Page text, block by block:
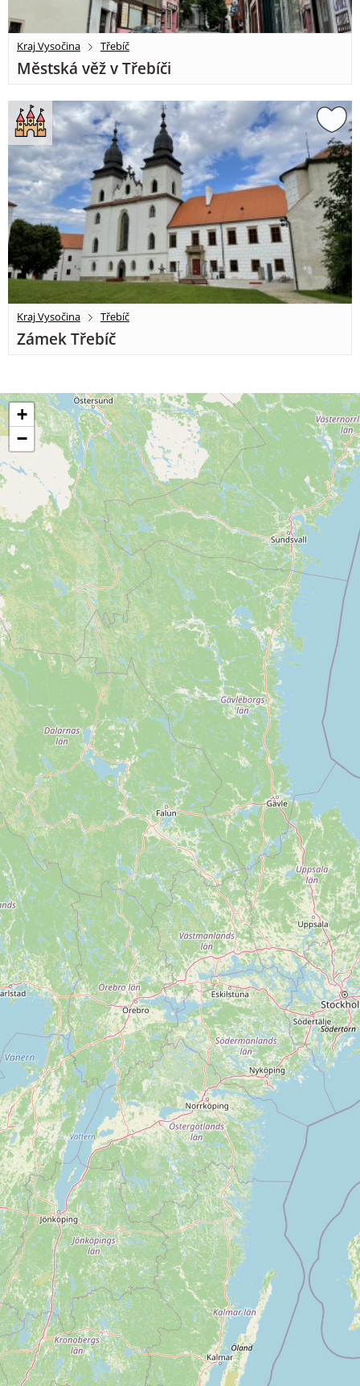
Kraj Vysočina Třebíč
Městská věž v Třebíči
Kraj Vysočina Třebíč
Zámek Třebíč
+
−